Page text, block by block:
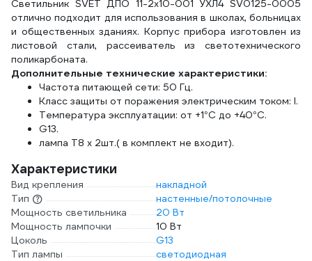
SQ0340-1502
Светильник SVET ДПО 11-2х10-001 УХЛ4 SV0125-0005
отлично подходит для использования в школах, больницах
и общественных зданиях. Корпус прибора изготовлен из
листовой стали, рассеиватель из светотехнического
поликарбоната.
Дополнительные технические характеристики:
Частота питающей сети: 50 Гц.
Класс защиты от поражения электрическим током: I.
Температура эксплуатации: от +1°С до +40°С.
G13.
лампа Т8 х 2шт.( в комплект не входит).
Характеристики
Вид крепления
накладной
Тип
настенные/потолочные
Мощность светильника
20 Вт
Мощность лампочки
10 Вт
Цоколь
G13
Тип лампы
светодиодная